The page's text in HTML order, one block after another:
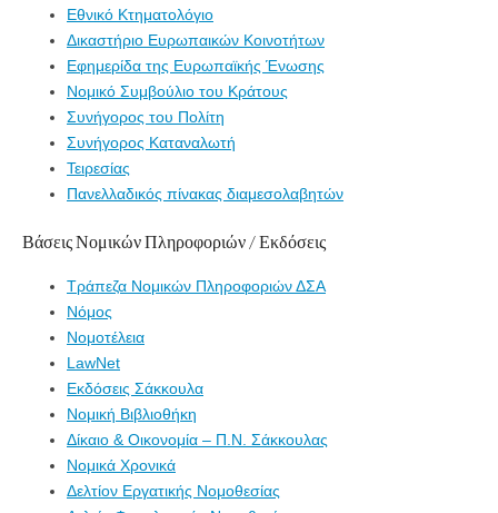
Εθνικό Κτηματολόγιο
Δικαστήριο Ευρωπαικών Κοινοτήτων
Εφημερίδα της Ευρωπαϊκής Ένωσης
Νομικό Συμβούλιο του Κράτους
Συνήγορος του Πολίτη
Συνήγορος Καταναλωτή
Τειρεσίας
Πανελλαδικός πίνακας διαμεσολαβητών
Βάσεις Νομικών Πληροφοριών / Εκδόσεις
Τράπεζα Νομικών Πληροφοριών ΔΣΑ
Νόμος
Νομοτέλεια
LawNet
Εκδόσεις Σάκκουλα
Νομική Βιβλιοθήκη
Δίκαιο & Οικονομία – Π.Ν. Σάκκουλας
Νομικά Χρονικά
Δελτίον Εργατικής Νομοθεσίας